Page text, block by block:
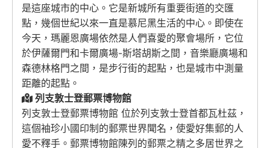
是這座城市的中心。它是新城所有重要街道的交匯
點，幾個世紀以來一直是慕尼黑生活的中心。即使在
今天，瑪麗恩廣場依然是人們喜愛的聚會場所，它位
於伊薩爾門和卡爾廣場-斯塔胡斯之間，音樂廳廣場和
森德林格門之間，是步行街的起點，也是城市中測量
距離的起點。
列支敦士登郵票博物館
列支敦士登郵票博物館 位於列支敦士登首都瓦杜茲，
這個袖珍小國印制的郵票世界聞名，使愛好集郵的人
愛不釋手。郵票博物館陳列的郵票之精之多居世界之